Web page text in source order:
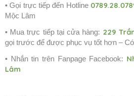
• Gọi trực tiếp đến Hotline
Mộc Lâm
• Mua trực tiếp tại cửa hàng: 229
gọi trước để được phục vụ tốt hơn –
• Nhắn tin trên Fanpage Facebook:
Lâm